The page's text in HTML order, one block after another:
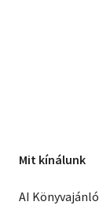
Mit kínálunk
AI Könyvajánló